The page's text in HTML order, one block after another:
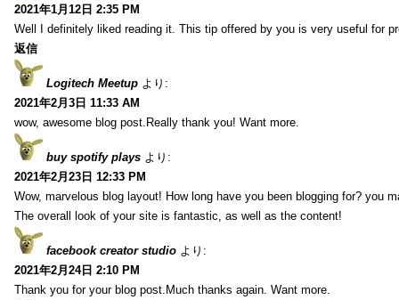
2021年1月12日 2:35 PM
Well I definitely liked reading it. This tip offered by you is very useful for
返信
Logitech Meetup より:
2021年2月3日 11:33 AM
wow, awesome blog post.Really thank you! Want more.
buy spotify plays より:
2021年2月23日 12:33 PM
Wow, marvelous blog layout! How long have you been blogging for? you
The overall look of your site is fantastic, as well as the content!
facebook creator studio より:
2021年2月24日 2:10 PM
Thank you for your blog post.Much thanks again. Want more.